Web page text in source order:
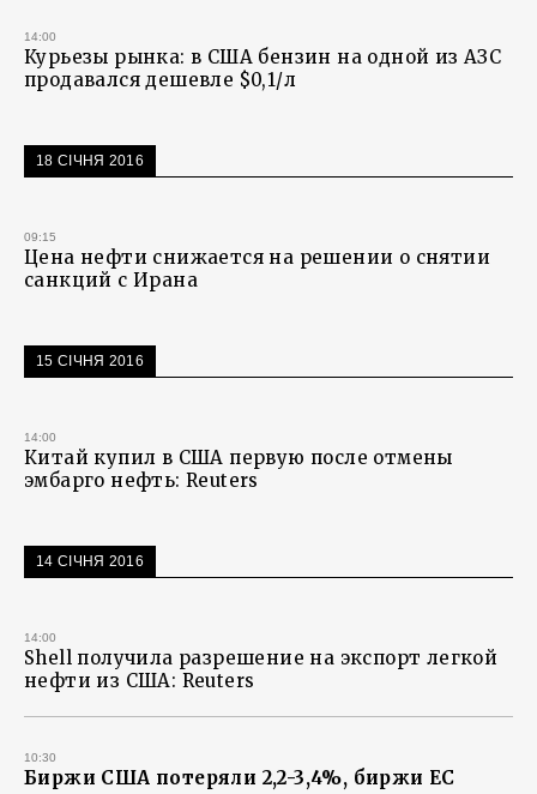
14:00
Курьезы рынка: в США бензин на одной из АЗС
продавался дешевле $0,1/л
18 СІЧНЯ 2016
09:15
Цена нефти снижается на решении о снятии
санкций с Ирана
15 СІЧНЯ 2016
14:00
Китай купил в США первую после отмены
эмбарго нефть: Reuters
14 СІЧНЯ 2016
14:00
Shell получила разрешение на экспорт легкой
нефти из США: Reuters
10:30
Биржи США потеряли 2,2-3,4%, биржи ЕС